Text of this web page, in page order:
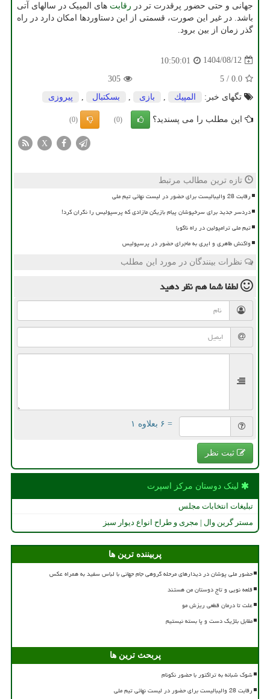
جهانی و حتی حضور پرقدرت تر در رقابت های المپیک در سالهای آتی
باشد. در غیر این صورت، قسمتی از این دستاوردها امکان دارد در راه
گذر زمان از بین برود.
1404/08/12
10:50:01
0.0
/
5
305
تگهای خبر:
المپیك بازی بسكتبال پیروزی
این مطلب را می پسندید؟ (0)
(0)
X
تازه ترین مطالب مرتبط
رقابت 28 والیبالیست برای حضور در لیست نهائی تیم ملی
دردسر جدید برای سرخپوشان پیام بازیکن مازادی که پرسپولیس را نگران کرد!
تیم ملی ترامپولین در راه ناگویا
واکنش طاهری و ایری به ماجرای حضور در پرسپولیس
نظرات بینندگان در مورد این مطلب
لطفا شما همنظر دهید
= ۶ بعلاوه ۱
ثبت نظر
لینک دوستان مركز اسپرت
تبلیغات انتخابات مجلس
مستر گرین وال | مجری و طراح انواع دیوار سبز
پربیننده ترین ها
حضور ملی پوشان در دیدارهای مرحله گروهی جام جهانی با لباس سفید به همراه عکس
قلعه نویی و تاج دوستان من هستند
علت تا درمان قطعی ریزش مو
مقابل بلژیک دست و پا بسته نیستیم
پربحث ترین ها
شوک شبانه به تراکتور با حضور نکونام
رقابت 28 والیبالیست برای حضور در لیست نهائی تیم ملی